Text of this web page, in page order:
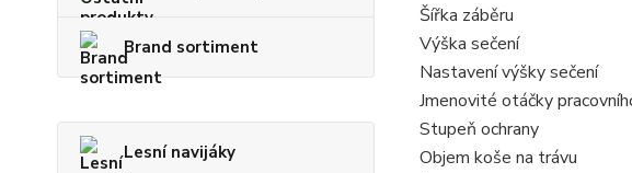
Brand sortiment
Lesní navijáky
Šířka záběru
Výška sečení
Nastavení výšky sečení
Jmenovité otáčky
Stupeň ochrany
Objem koše na trávu